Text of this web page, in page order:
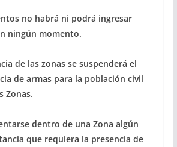
no habrá ni podrá ingresar
ningún momento.
de las zonas se suspenderá el
de armas para la población civil
Zonas.
dentro de una Zona algún
que requiera la presencia de